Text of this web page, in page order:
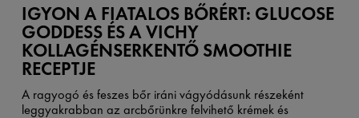
IGYON A FIATALOS BŐRÉRT: GLUCOSE
GODDESS ÉS A VICHY
KOLLAGÉNSERKENTŐ SMOOTHIE
RECEPTJE
A ragyogó és feszes bőr iráni vágyódásunk részeként
leggyakrabban az arcbőrünkre felvihető krémek és